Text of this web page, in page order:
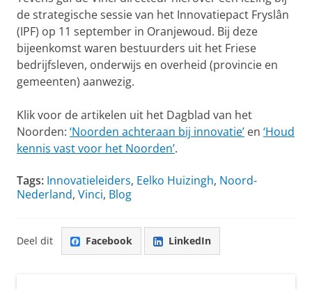
de strategische sessie van het Innovatiepact Fryslân
(IPF) op 11 september in Oranjewoud. Bij deze
bijeenkomst waren bestuurders uit het Friese
bedrijfsleven, onderwijs en overheid (provincie en
gemeenten) aanwezig.
Klik voor de artikelen uit het Dagblad van het
Noorden: ‘Noorden achteraan bij innovatie’ en ‘Houd
kennis vast voor het Noorden’.
Tags: Innovatieleiders, Eelko Huizingh, Noord-
Nederland, Vinci, Blog
Deel dit Facebook LinkedIn